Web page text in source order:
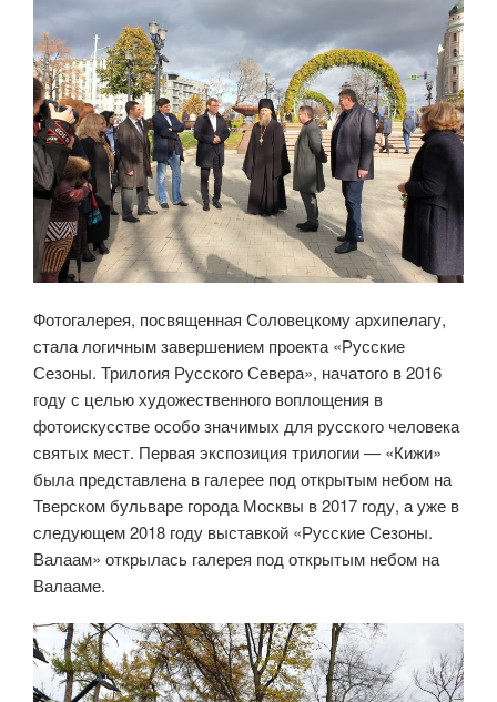
Фотогалерея, посвященная Соловецкому архипелагу,
стала логичным завершением проекта «Русские
Сезоны. Трилогия Русского Севера», начатого в 2016
году с целью художественного воплощения в
фотоискусстве особо значимых для русского человека
святых мест. Первая экспозиция трилогии — «Кижи»
была представлена в галерее под открытым небом на
Тверском бульваре города Москвы в 2017 году, а уже в
следующем 2018 году выставкой «Русские Сезоны.
Валаам» открылась галерея под открытым небом на
Валааме.